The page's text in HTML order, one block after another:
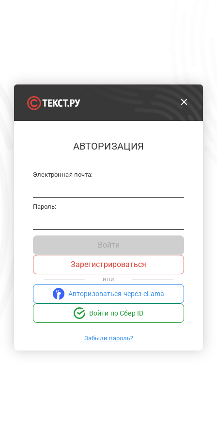
АВТОРИЗАЦИЯ
Электронная почта:
Пароль:
Войти
Зарегистрироваться
или
Авторизоваться через eLama
Войти по Сбер ID
Забыли пароль?